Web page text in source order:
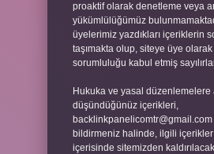
proaktif olarak denetleme veya
yükümlülüğümüz
üyelerimiz yazdıkları içeriklerin
taşımakta olup, siteye üye olarak
sorumluluğu kabul etmiş
Hukuka ve yasal düzenlemelere
düşündüğünüz içerikleri,
backlinkpanelicomtr@gmail.com
bildirmeniz halinde, ilgili
içerisinde sitemizden